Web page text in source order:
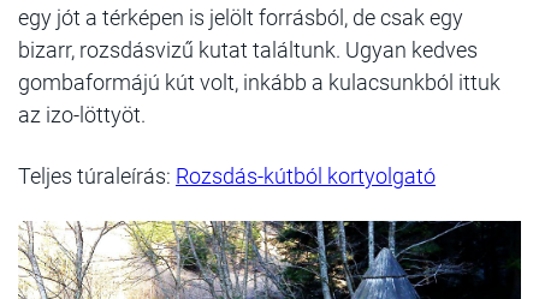
egy jót a térképen is jelölt forrásból, de csak egy
bizarr, rozsdásvizű kutat találtunk. Ugyan kedves
gombaformájú kút volt, inkább a kulacsunkból ittuk
az izo-löttyöt.
Teljes túraleírás: Rozsdás-kútból kortyolgató